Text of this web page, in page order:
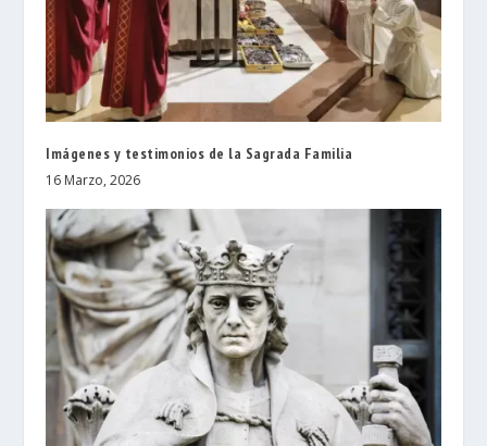
Imágenes y testimonios de la Sagrada Familia
16 Marzo, 2026